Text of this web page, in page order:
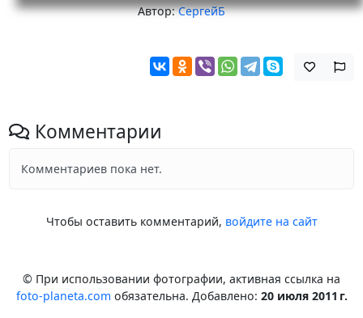
Автор:СергейБ
Комментарии
Комментариев пока нет.
Чтобы оставить комментарий, войдите на сайт
© При использовании фотографии, активная ссылка на
foto-planeta.com обязательна. Добавлено: 20 июля 2011 г.